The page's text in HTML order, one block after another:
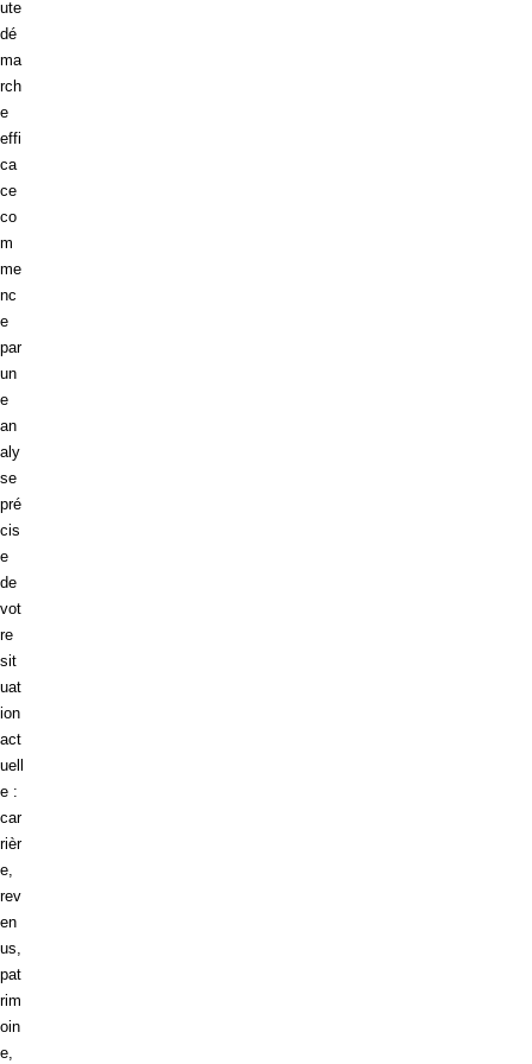
ute
dé
ma
rch
e
effi
ca
ce
co
m
me
nc
e
par
un
e
an
aly
se
pré
cis
e
de
vot
re
sit
uat
ion
act
uell
e :
car
rièr
e,
rev
en
us,
pat
rim
oin
e,